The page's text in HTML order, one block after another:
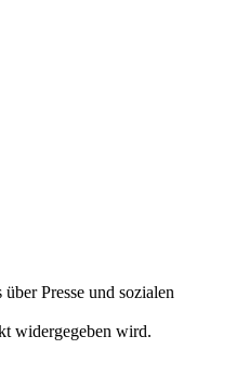
Presse und sozialen
widergegeben wird.